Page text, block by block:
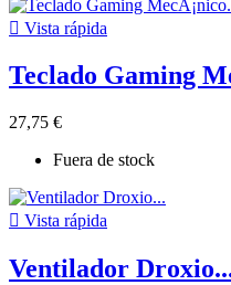
 Vista rápida
Teclado Gaming
27,75 €
Fuera de stock
 Vista rápida
Ventilador